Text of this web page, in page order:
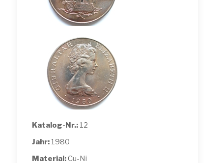
Katalog-Nr.: 12
Jahr: 1980
Material:Cu-Ni